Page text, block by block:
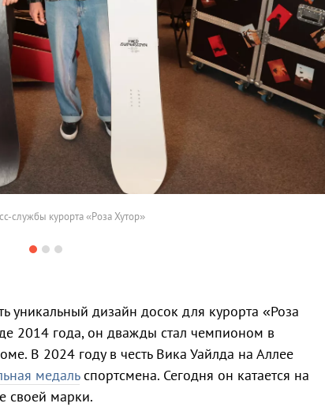
службы курорта «Роза Хутор»
уникальный дизайн досок для курорта «Роза
2014 года, он дважды стал чемпионом в
В 2024 году в честь Вика Уайлда на Аллее
медальспортсмена. Сегодня он катается на
своей марки.